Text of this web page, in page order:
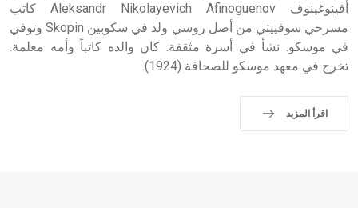
أفينوغينوف Aleksandr Nikolayevich Afinoguenov كاتب
مسرحي سوفييتي من أصل روسي ولد في سكوبين Skopin وتوفي
في موسكو. نشأ في أسرة مثقفة. كان والده كاتباً وأمه معلمة.
تخرج في معهد موسكو للصحافة (1924).
اقرأ المزيد